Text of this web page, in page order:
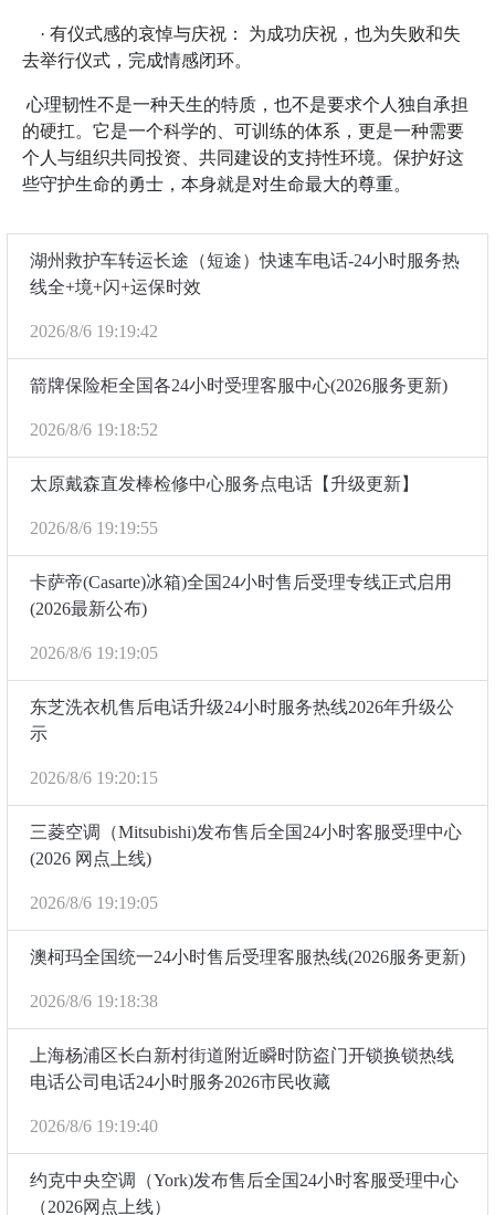
· 有仪式感的哀悼与庆祝： 为成功庆祝，也为失败和失
去举行仪式，完成情感闭环。
心理韧性不是一种天生的特质，也不是要求个人独自承担
的硬扛。它是一个科学的、可训练的体系，更是一种需要
个人与组织共同投资、共同建设的支持性环境。保护好这
些守护生命的勇士，本身就是对生命最大的尊重。
湖州救护车转运长途（短途）快速车电话-24小时服务热
线全+境+闪+运保时效
2026/8/6 19:19:42
箭牌保险柜全国各24小时受理客服中心(2026服务更新)
2026/8/6 19:18:52
太原戴森直发棒检修中心服务点电话【升级更新】
2026/8/6 19:19:55
卡萨帝(Casarte)冰箱)全国24小时售后受理专线正式启用
(2026最新公布)
2026/8/6 19:19:05
东芝洗衣机售后电话升级24小时服务热线2026年升级公
示
2026/8/6 19:20:15
三菱空调（Mitsubishi)发布售后全国24小时客服受理中心
(2026 网点上线)
2026/8/6 19:19:05
澳柯玛全国统一24小时售后受理客服热线(2026服务更新)
2026/8/6 19:18:38
上海杨浦区长白新村街道附近瞬时防盗门开锁换锁热线
电话公司电话24小时服务2026市民收藏
2026/8/6 19:19:40
约克中央空调（York)发布售后全国24小时客服受理中心
（2026网点上线）